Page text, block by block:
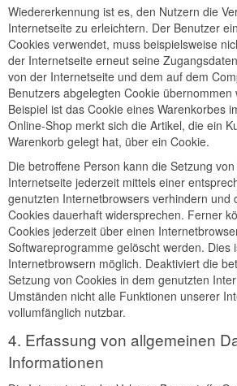
Wiedererkennung ist es, den Nutzern die
Internetseite zu erleichtern. Der Benutzer
Cookies verwendet, muss beispielsweise
der Internetseite erneut seine
von der Internetseite und dem auf dem
Benutzers abgelegten Cookie übernommen
Beispiel ist das Cookie eines Warenkorbes
Online-Shop merkt sich die Artikel, die ein
Warenkorb gelegt hat, über ein Cookie.
Die betroffene Person kann die Setzung
Internetseite jederzeit mittels einer
genutzten Internetbrowsers verhindern und
Cookies dauerhaft widersprechen. Ferner
Cookies jederzeit über einen
Softwareprogramme gelöscht werden. Dies
Internetbrowsern möglich. Deaktiviert die
Setzung von Cookies in dem genutzten
Umständen nicht alle Funktionen unserer
vollumfänglich nutzbar.
4. Erfassung von allgemeinen
Informationen